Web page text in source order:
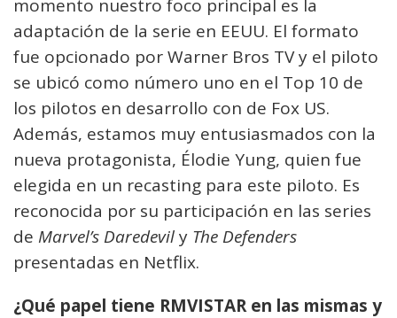
momento nuestro foco principal es la
adaptación de la serie en EEUU. El formato
fue opcionado por Warner Bros TV y el piloto
se ubicó como número uno en el Top 10 de
los pilotos en desarrollo con de Fox US.
Además, estamos muy entusiasmados con la
nueva protagonista, Élodie Yung, quien fue
elegida en un recasting para este piloto. Es
reconocida por su participación en las series
de Marvel’s Daredevily The Defenders
presentadas en Netflix.
¿Qué papel tiene RMVISTAR en las mismas y